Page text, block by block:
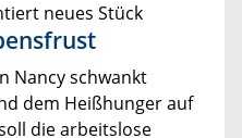
neues Stück
Nancy schwankt
dem Heißhunger auf
die arbeitslose